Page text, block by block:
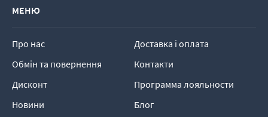
МЕНЮ
Про нас
Доставка і оплата
Обмін та повернення
Контакти
Дисконт
Программа лояльности
Новини
Блог